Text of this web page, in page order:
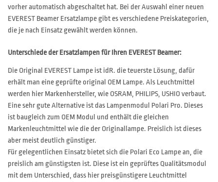
vorher automatisch abgeschaltet hat. Bei der Auswahl einer neuen
EVEREST Beamer Ersatzlampe gibt es verschiedene Preiskategorien,
die je nach Einsatz gewählt werden können.
Unterschiede der Ersatzlampen für Ihren EVEREST Beamer:
Die Original EVEREST Lampe ist idR. die teuerste Lösung, dafür
erhält man eine geprüfte original OEM Lampe. Als Leuchtmittel
werden hier Markenhersteller, wie OSRAM, PHILIPS, USHIO verbaut.
Eine sehr gute Alternative ist das Lampenmodul Polari Pro. Dieses
ist baugleich zum OEM Modul und enthält die gleichen
Markenleuchtmittel wie die der Originallampe. Preislich ist dieses
aber meist deutlich günstiger.
Für gelegentlichen Einsatz bietet sich die Polari Eco Lampe an, die
preislich am günstigsten ist. Diese ist ein geprüftes Qualitätsmodul
mit dem Unterschied, dass hier preisgünstigere Leuchtmittel